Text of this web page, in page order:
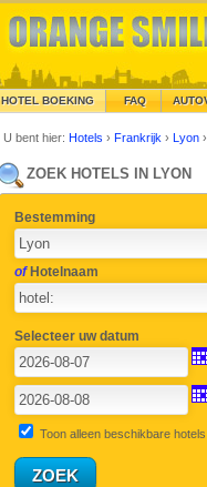
HOTEL BOEKING FAQ
U bent hier:Hotels›Frankrijk›Lyon›
ZOEK HOTELS IN LYON
Bestemming
ofHotelnaam
Selecteer uw datum
Toon alleen beschikbare hotels